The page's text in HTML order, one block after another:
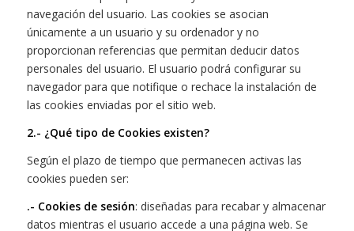
navegación del usuario. Las cookies se asocian
únicamente a un usuario y su ordenador y no
proporcionan referencias que permitan deducir datos
personales del usuario. El usuario podrá configurar su
navegador para que notifique o rechace la instalación de
las cookies enviadas por el sitio web.
2.- ¿Qué tipo de Cookies existen?
Según el plazo de tiempo que permanecen activas las
cookies pueden ser:
.- Cookies de sesión: diseñadas para recabar y almacenar
datos mientras el usuario accede a una página web. Se